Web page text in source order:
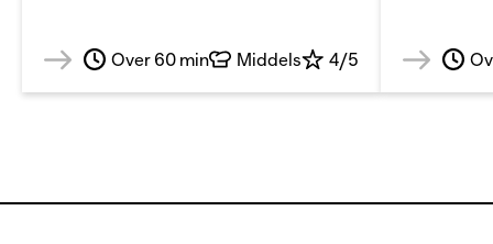
Over 60 min Middels 4/5